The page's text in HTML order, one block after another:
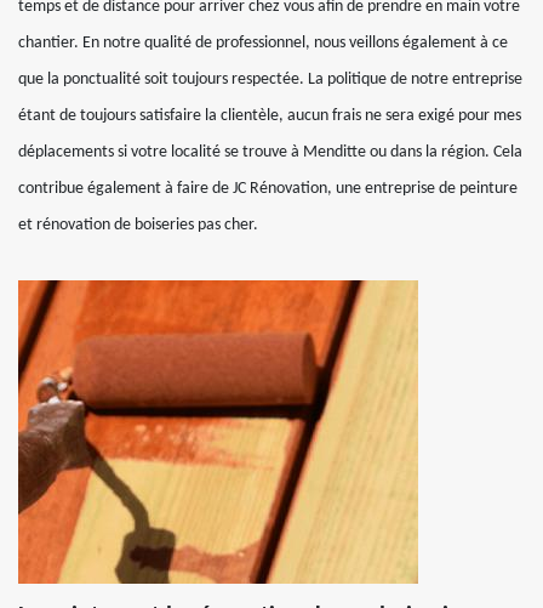
temps et de distance pour arriver chez vous afin de prendre en main votre
chantier. En notre qualité de professionnel, nous veillons également à ce
que la ponctualité soit toujours respectée. La politique de notre entreprise
étant de toujours satisfaire la clientèle, aucun frais ne sera exigé pour mes
déplacements si votre localité se trouve à Menditte ou dans la région. Cela
contribue également à faire de JC Rénovation, une entreprise de peinture
et rénovation de boiseries pas cher.